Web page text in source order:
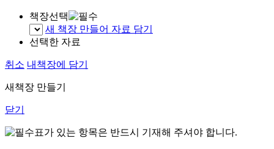
책장선택
새 책장 만들어 자료 담기
선택한 자료
취소 내책장에 담기
새책장 만들기
닫기
표가 있는 항목은 반드시 기재해 주셔야 합니다.